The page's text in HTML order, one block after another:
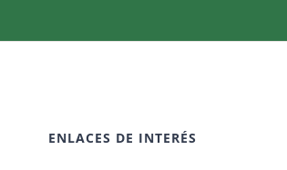
ENLACES DE INTERÉS